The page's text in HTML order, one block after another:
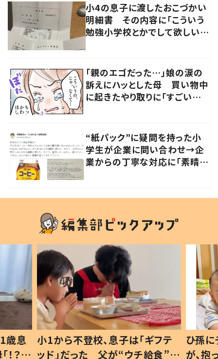
小4の息子に渡したおこづかい
明細書 その内容に「こういう
勉強小学校とかでして欲しい」
「親のエゴだった…」娘の涙の
訴えにハッとした母 買い物中
に起きたやり取りに「すごい分
“紙パック”に疑問を持った小
学生が企業に問い合わせ→企
業からの丁寧な対応に「素晴ら
歳息
？」
小1から不登校、息子は「ギフテ
ッド」だった 父が“ウチ給食”を
ひ孫
が、